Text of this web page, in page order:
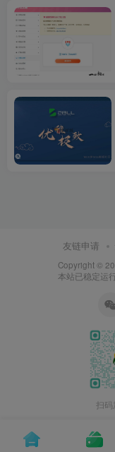
友链申请
Copyright ©
本站已稳定运
扫码